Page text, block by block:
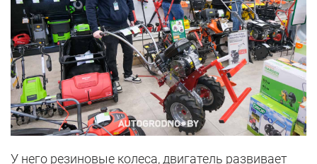
У него резиновые колеса, двигатель развивает